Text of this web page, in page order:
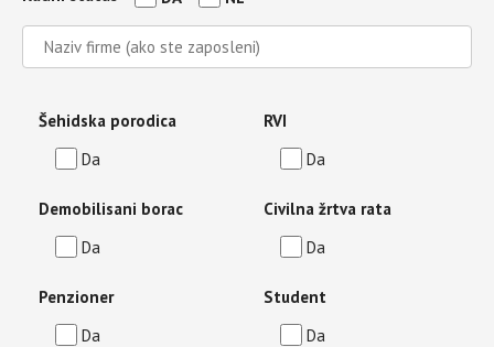
Šehidska porodica
Da
RVI
Da
Demobilisani borac
Da
Civilna žrtva rata
Da
Penzioner
Da
Student
Da